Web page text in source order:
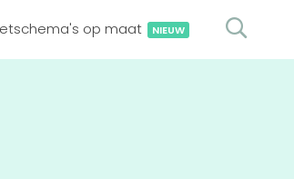
op maat NIEUW